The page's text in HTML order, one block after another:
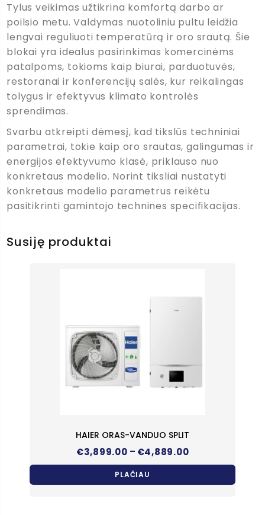
Tylus veikimas užtikrina komfortą darbo ar
poilsio metu. Valdymas nuotoliniu pultu leidžia
lengvai reguliuoti temperatūrą ir oro srautą. Šie
blokai yra idealus pasirinkimas komercinėms
patalpoms, tokioms kaip biurai, parduotuvės,
restoranai ir konferencijų salės, kur reikalingas
tolygus ir efektyvus klimato kontrolės
sprendimas.
Svarbu atkreipti dėmesį, kad tikslūs techniniai
parametrai, tokie kaip oro srautas, galingumas ir
energijos efektyvumo klasė, priklauso nuo
konkretaus modelio. Norint tiksliai nustatyti
konkretaus modelio parametrus reikėtu
pasitikrinti gamintojo technines specifikacijas.
Susiję produktai
HAIER ORAS-VANDUO SPLIT
€3,899.00 – €4,889.00Price
€3,899.00
€4,889.00
PLAČIAU